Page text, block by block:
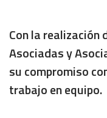
Con la realización
Asociadas y
su compromiso
trabajo en equipo.